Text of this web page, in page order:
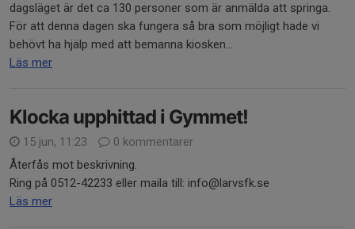
dagsläget är det ca 130 personer som är anmälda att springa.
För att denna dagen ska fungera så bra som möjligt hade vi
behövt ha hjälp med att bemanna kiosken...
Läs mer
Klocka upphittad i Gymmet!
15 jun, 11:23
0 kommentarer
Återfås mot beskrivning.
Ring på 0512-42233 eller maila till: info@larvsfk.se
Läs mer